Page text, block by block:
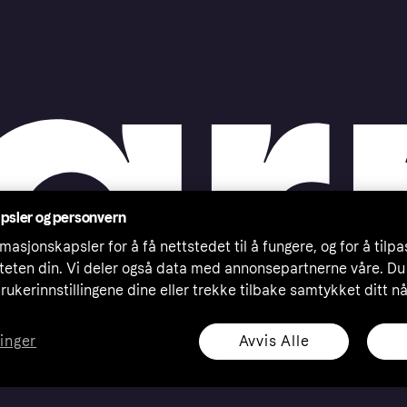
og personvern
for å få nettstedet til å fungere, og for å
din. Vi deler også data med annonsepartnerne våre.
dine eller trekke tilbake samtykket ditt
Avvis Alle